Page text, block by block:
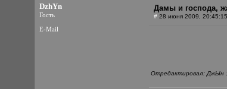
DzhYn
Гость
E-Mail
Дамы и господа,
# 28 июня 2009, 20:45:15
Отредактировал: ДжЫн